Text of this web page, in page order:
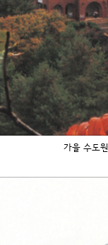
가을 수도원